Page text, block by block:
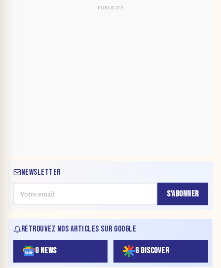
NEWSLETTER
S'ABONNER
RETROUVEZ NOS ARTICLES SUR GOOGLE
G NEWS G DISCOVER